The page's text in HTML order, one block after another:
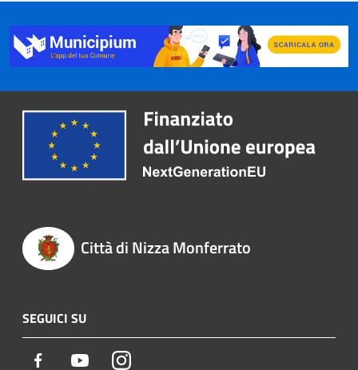
Città di Nizza Monferrato
SEGUICI SU
Facebook YoutubeInstagram